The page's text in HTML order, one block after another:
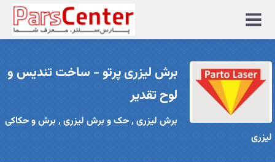
منوی
سایت
برش لیزری پرتو - ساخت تندیس و
لوح تقدیر
برش لیزری , حک و برش لیزری , برش و حکاکی
لیزری